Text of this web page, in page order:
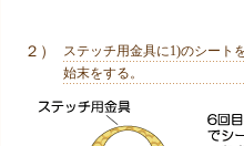
２）
ステッチ用金具に1)のシート
始末をする。